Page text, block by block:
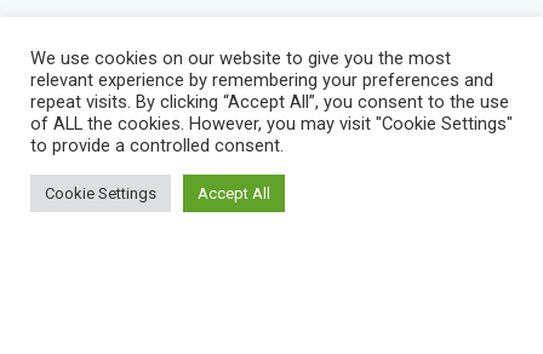
We use cookies on our website to give you the most
relevant experience by remembering your preferences and
repeat visits. By clicking “Accept All”, you consent to the use
of ALL the cookies. However, you may visit "Cookie Settings"
to provide a controlled consent.
Cookie Settings Accept All